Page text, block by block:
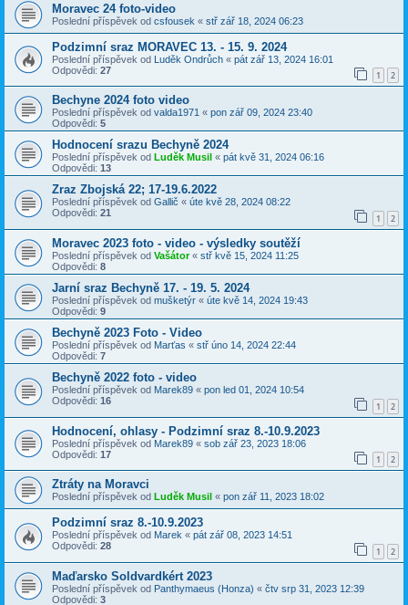
Moravec 24 foto-video
Poslední příspěvek od csfousek « stř zář 18, 2024 06:23
Podzimní sraz MORAVEC 13. - 15. 9. 2024
Poslední příspěvek od Luděk Ondrůch « pát zář 13, 2024 16:01
Odpovědi: 27 1 2
Bechyne 2024 foto video
Poslední příspěvek od valda1971 « pon zář 09, 2024 23:40
Odpovědi: 5
Hodnocení srazu Bechyně 2024
Poslední příspěvek od Luděk Musil « pát kvě 31, 2024 06:16
Odpovědi: 13
Zraz Zbojská 22; 17-19.6.2022
Poslední příspěvek od Gallič « úte kvě 28, 2024 08:22
Odpovědi: 21 1 2
Moravec 2023 foto - video - výsledky soutěží
Poslední příspěvek od Vašátor« stř kvě 15, 2024 11:25
Odpovědi: 8
Jarní sraz Bechyně 17. - 19. 5. 2024
Poslední příspěvek od mušketýr « úte kvě 14, 2024 19:43
Odpovědi: 9
Bechyně 2023 Foto - Video
Poslední příspěvek od Marťas « stř úno 14, 2024 22:44
Odpovědi: 7
Bechyně 2022 foto - video
Poslední příspěvek od Marek89 « pon led 01, 2024 10:54
Odpovědi: 16 1 2
Hodnocení, ohlasy - Podzimní sraz 8.-10.9.2023
Poslední příspěvek od Marek89 « sob zář 23, 2023 18:06
Odpovědi: 17 1 2
Ztráty na Moravci
Poslední příspěvek od Luděk Musil « pon zář 11, 2023 18:02
Podzimní sraz 8.-10.9.2023
Poslední příspěvek od Marek « pát zář 08, 2023 14:51
Odpovědi: 28 1 2
Maďarsko Soldvardkért 2023
Poslední příspěvek od Panthymaeus (Honza) « čtv srp 31, 2023 12:39
Odpovědi: 3